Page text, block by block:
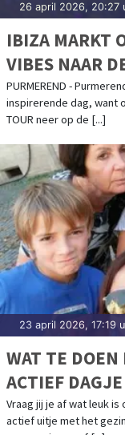
26 april 2026, 20:27
IBIZA MARKT
VIBES NAAR
PURMEREND
PURMEREND -
inspirerende dag, want
TOUR neer op de [...]
23 april 2026, 17:19
WAT TE
ACTIEF
Vraag jij je af wat leuk
actief uitje met het